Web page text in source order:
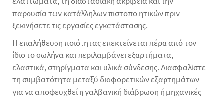
παρουσία των κατάλληλων πιστοποιητικών πριν
ξεκινήσετε τις εργασίες εγκατάστασης.
Η επαλήθευση ποιότητας επεκτείνεται πέρα από τον
ίδιο το σωλήνα και περιλαμβάνει εξαρτήματα,
ελαστικά, στηρίγματα και υλικά σύνδεσης. Διασφαλίστε
τη συμβατότητα μεταξύ διαφορετικών εξαρτημάτων
για να αποφευχθεί η γαλβανική διάβρωση ή μηχανικές